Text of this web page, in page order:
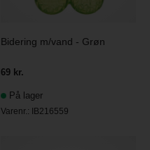
Bidering m/vand - Grøn
69 kr.
På lager
Varenr.: IB216559